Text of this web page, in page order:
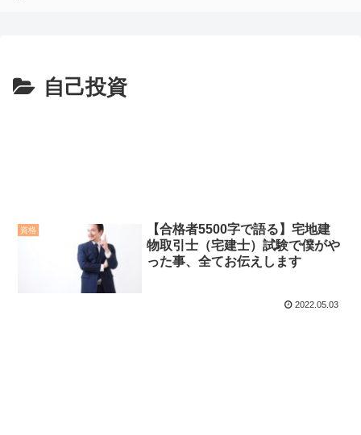
自己投資
資格
【合格者5500字で語る】宅地建
物取引士（宅建士）試験で僕がや
った事、全てお伝えします
2022.05.03